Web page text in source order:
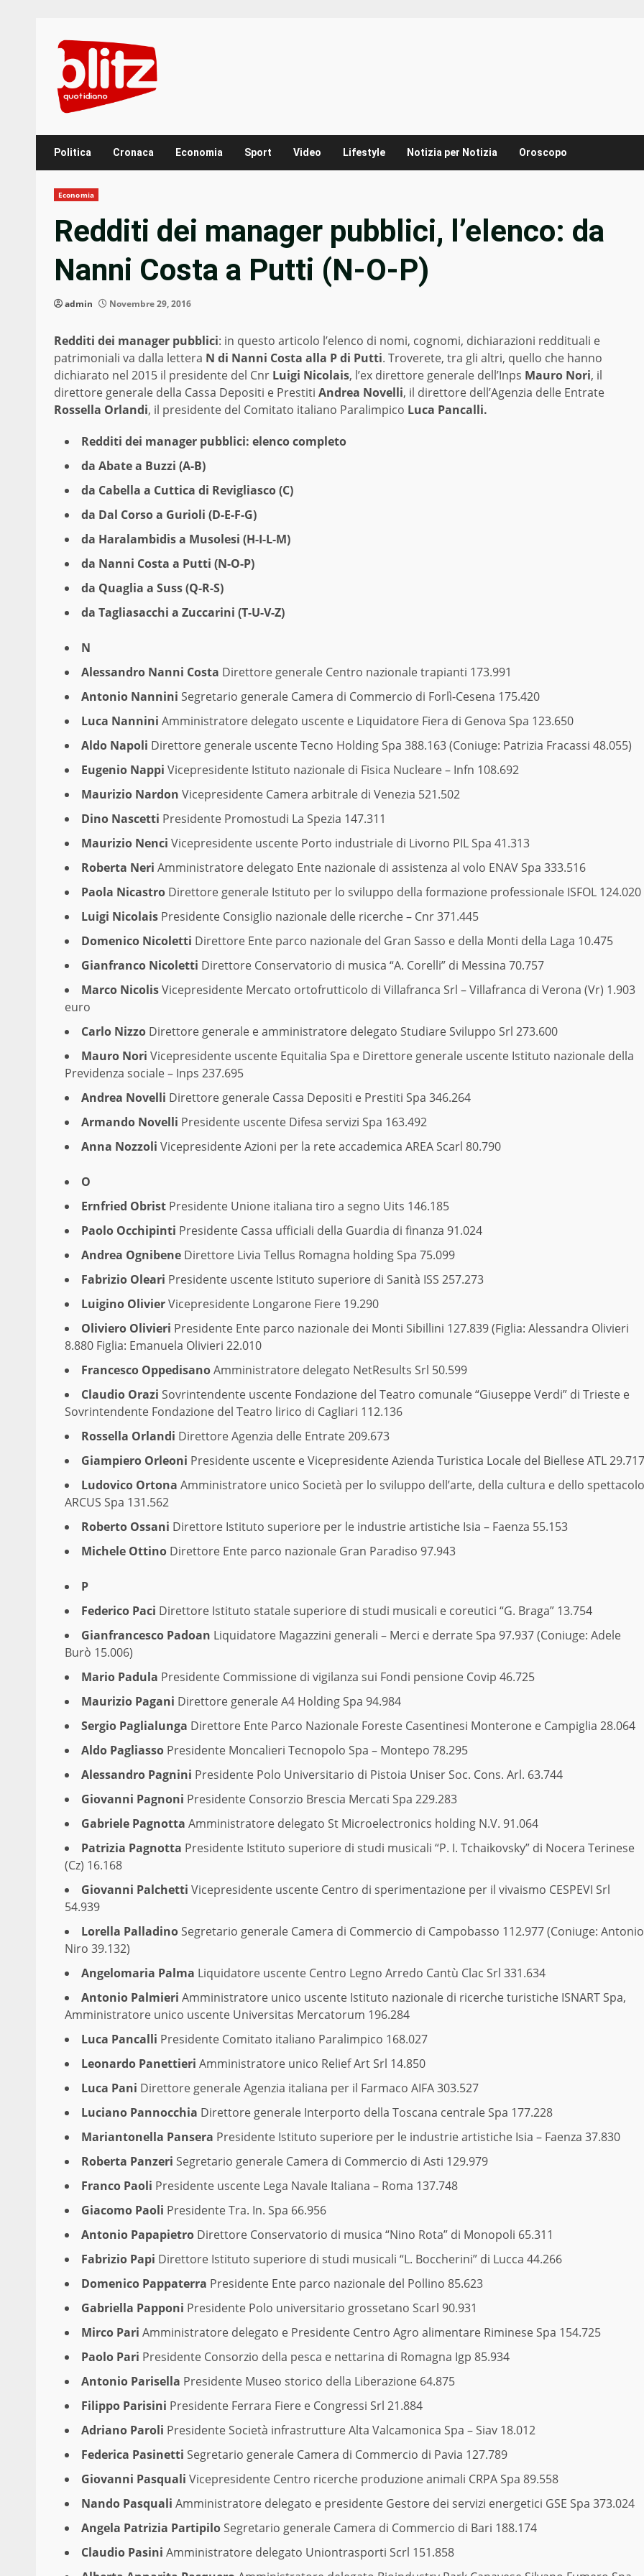
content
Politica Cronaca Economia Sport Video Lifestyle Notizia per Notizia Oroscopo
Economia
Redditi dei manager pubblici, l’elenco: da
Nanni Costa a Putti (N-O-P)
admin Novembre 29, 2016
Redditi dei manager pubblici: in questo articolo l’elenco di nomi, cognomi, dichiarazioni reddituali e
patrimoniali va dalla lettera N di Nanni Costa alla P di Putti. Troverete, tra gli altri, quello che hanno
dichiarato nel 2015 il presidente del Cnr Luigi Nicolais, l’ex direttore generale dell’Inps Mauro Nori, il
direttore generale della Cassa Depositi e Prestiti Andrea Novelli, il direttore dell’Agenzia delle Entrate
Rossella Orlandi, il presidente del Comitato italiano Paralimpico Luca Pancalli.
Redditi dei manager pubblici: elenco completo
da Abate a Buzzi (A-B)
da Cabella a Cuttica di Revigliasco (C)
da Dal Corso a Gurioli (D-E-F-G)
da Haralambidis a Musolesi (H-I-L-M)
da Nanni Costa a Putti (N-O-P)
da Quaglia a Suss (Q-R-S)
da Tagliasacchi a Zuccarini (T-U-V-Z)
N
Alessandro Nanni Costa Direttore generale Centro nazionale trapianti 173.991
Antonio Nannini Segretario generale Camera di Commercio di Forlì-Cesena 175.420
Luca Nannini Amministratore delegato uscente e Liquidatore Fiera di Genova Spa 123.650
Aldo Napoli Direttore generale uscente Tecno Holding Spa 388.163 (Coniuge: Patrizia Fracassi 48.055)
Eugenio Nappi Vicepresidente Istituto nazionale di Fisica Nucleare – Infn 108.692
Maurizio Nardon Vicepresidente Camera arbitrale di Venezia 521.502
Dino Nascetti Presidente Promostudi La Spezia 147.311
Maurizio Nenci Vicepresidente uscente Porto industriale di Livorno PIL Spa 41.313
Roberta Neri Amministratore delegato Ente nazionale di assistenza al volo ENAV Spa 333.516
Paola Nicastro Direttore generale Istituto per lo sviluppo della formazione professionale ISFOL 124.020
Luigi Nicolais Presidente Consiglio nazionale delle ricerche – Cnr 371.445
Domenico Nicoletti Direttore Ente parco nazionale del Gran Sasso e della Monti della Laga 10.475
Gianfranco Nicoletti Direttore Conservatorio di musica “A. Corelli” di Messina 70.757
Marco NicolisVicepresidente Mercato ortofrutticolo di Villafranca Srl – Villafranca di Verona (Vr) 1.903
euro
Carlo Nizzo Direttore generale e amministratore delegato Studiare Sviluppo Srl 273.600
Mauro Nori Vicepresidente uscente Equitalia Spa e Direttore generale uscente Istituto nazionale della
Previdenza sociale – Inps 237.695
Andrea Novelli Direttore generale Cassa Depositi e Prestiti Spa 346.264
Armando Novelli Presidente uscente Difesa servizi Spa 163.492
Anna Nozzoli Vicepresidente Azioni per la rete accademica AREA Scarl 80.790
O
Ernfried Obrist Presidente Unione italiana tiro a segno Uits 146.185
Paolo Occhipinti Presidente Cassa ufficiali della Guardia di finanza 91.024
Andrea Ognibene Direttore Livia Tellus Romagna holding Spa 75.099
Fabrizio Oleari Presidente uscente Istituto superiore di Sanità ISS 257.273
Luigino OlivierVicepresidente Longarone Fiere 19.290
Oliviero Olivieri Presidente Ente parco nazionale dei Monti Sibillini 127.839 (Figlia: Alessandra Olivieri
8.880 Figlia: Emanuela Olivieri 22.010
Francesco OppedisanoAmministratore delegato NetResults Srl 50.599
Claudio Orazi Sovrintendente uscente Fondazione del Teatro comunale “Giuseppe Verdi” di Trieste e
Sovrintendente Fondazione del Teatro lirico di Cagliari 112.136
Rossella Orlandi Direttore Agenzia delle Entrate 209.673
Giampiero Orleoni Presidente uscente e Vicepresidente Azienda Turistica Locale del Biellese ATL 29.717
Ludovico Ortona Amministratore unico Società per lo sviluppo dell’arte, della cultura e dello spettacolo
ARCUS Spa 131.562
Roberto Ossani Direttore Istituto superiore per le industrie artistiche Isia – Faenza 55.153
Michele Ottino Direttore Ente parco nazionale Gran Paradiso 97.943
P
Federico Paci Direttore Istituto statale superiore di studi musicali e coreutici “G. Braga” 13.754
Gianfrancesco Padoan Liquidatore Magazzini generali – Merci e derrate Spa 97.937 (Coniuge: Adele
Burò 15.006)
Mario Padula Presidente Commissione di vigilanza sui Fondi pensione Covip 46.725
Maurizio Pagani Direttore generale A4 Holding Spa 94.984
Sergio Paglialunga Direttore Ente Parco Nazionale Foreste Casentinesi Monterone e Campiglia 28.064
Aldo Pagliasso Presidente Moncalieri Tecnopolo Spa – Montepo 78.295
Alessandro Pagnini Presidente Polo Universitario di Pistoia Uniser Soc. Cons. Arl. 63.744
Giovanni Pagnoni Presidente Consorzio Brescia Mercati Spa 229.283
Gabriele Pagnotta Amministratore delegato St Microelectronics holding N.V. 91.064
Patrizia Pagnotta Presidente Istituto superiore di studi musicali “P. I. Tchaikovsky” di Nocera Terinese
(Cz) 16.168
Giovanni Palchetti Vicepresidente uscente Centro di sperimentazione per il vivaismo CESPEVI Srl
54.939
Lorella PalladinoSegretario generale Camera di Commercio di Campobasso 112.977 (Coniuge: Antonio
Niro 39.132)
Angelomaria Palma Liquidatore uscente Centro Legno Arredo Cantù Clac Srl 331.634
Antonio Palmieri Amministratore unico uscente Istituto nazionale di ricerche turistiche ISNART Spa,
Amministratore unico uscente Universitas Mercatorum 196.284
Luca Pancalli Presidente Comitato italiano Paralimpico 168.027
Leonardo Panettieri Amministratore unico Relief Art Srl 14.850
Luca Pani Direttore generale Agenzia italiana per il Farmaco AIFA 303.527
Luciano Pannocchia Direttore generale Interporto della Toscana centrale Spa 177.228
Mariantonella Pansera Presidente Istituto superiore per le industrie artistiche Isia – Faenza 37.830
Roberta Panzeri Segretario generale Camera di Commercio di Asti 129.979
Franco Paoli Presidente uscente Lega Navale Italiana – Roma 137.748
Giacomo Paoli Presidente Tra. In. Spa 66.956
Antonio Papapietro Direttore Conservatorio di musica “Nino Rota” di Monopoli 65.311
Fabrizio Papi Direttore Istituto superiore di studi musicali “L. Boccherini” di Lucca 44.266
Domenico Pappaterra Presidente Ente parco nazionale del Pollino 85.623
Gabriella Papponi Presidente Polo universitario grossetano Scarl 90.931
Mirco Pari Amministratore delegato e Presidente Centro Agro alimentare Riminese Spa 154.725
Paolo Pari Presidente Consorzio della pesca e nettarina di Romagna Igp 85.934
Antonio Parisella Presidente Museo storico della Liberazione 64.875
Filippo Parisini Presidente Ferrara Fiere e Congressi Srl 21.884
Adriano Paroli Presidente Società infrastrutture Alta Valcamonica Spa – Siav 18.012
Federica Pasinetti Segretario generale Camera di Commercio di Pavia 127.789
Giovanni Pasquali Vicepresidente Centro ricerche produzione animali CRPA Spa 89.558
Nando Pasquali Amministratore delegato e presidente Gestore dei servizi energetici GSE Spa 373.024
Angela Patrizia PartipiloSegretario generale Camera di Commercio di Bari 188.174
Claudio Pasini Amministratore delegato Uniontrasporti Scrl 151.858